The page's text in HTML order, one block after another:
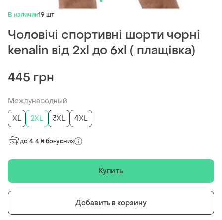
В наличии19 шт
Чоловічі спортивні шорти чорні
kenalin від 2xl до 6xl ( плащівка)
445 грн
Международный
XL
2XL 3XL 4XL
до 4.4 ₴ бонусних
Купить
Добавить в корзину